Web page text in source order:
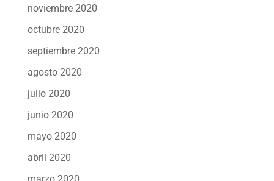
noviembre 2020
octubre 2020
septiembre 2020
agosto 2020
julio 2020
junio 2020
mayo 2020
abril 2020
marzo 2020